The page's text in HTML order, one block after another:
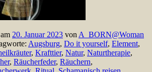
20. Januar 2023 von A_BORN@Woman
Augsburg, Do it yourself, Element,
, Krafttier, Natur, Naturtherapie,
, Räucherfeder, Räuchern,